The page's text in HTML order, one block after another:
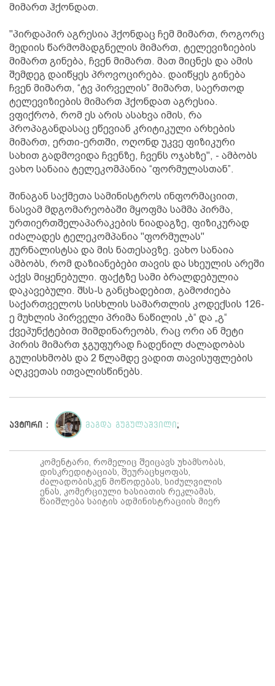
მიმართ ჰქონდათ.
"პირდაპირ აგრესია ჰქონდაც ჩემ მიმართ, როგორც
მედიის წარმომადგნელის მიმართ, ტელევიზიების
მიმართ გინება, ჩვენ მიმართ. მათ მიცნეს და ამის
შემდეგ დაიწყეს პროვოცირება. დაიწყეს გინება
ჩვენ მიმართ, “ტვ პირველის” მიმართ, საერთოდ
ტელევიზიების მიმართ ჰქონდათ აგრესია.
ვფიქრობ, რომ ეს არის ასახვა იმის, რა
პროპაგანდასაც ეწევიან კრიტიკული არხების
მიმართ, ერთი-ერთში, ოღონდ უკვე ფიზიკური
სახით გადმოვიდა ჩვენზე, ჩვენს ოჯახზე", - ამბობს
ვახო სანაია ტელეკომპანია “ფორმულასთან”.
შინაგან საქმეთა სამინისტროს ინფორმაციით,
ნასვამ მდგომარეობაში მყოფმა სამმა პირმა,
ურთიერთშელაპარაკების ნიადაგზე, ფიზიკურად
იძალადეს ტელეკომპანია "ფორმულას"
ჟურნალისტსა და მის ნათესავზე. ვახო სანაია
ამბობს, რომ დაზიანებები თავის და სხეულის არეში
აქვს მიყენებული. ფაქტზე სამი ბრალდებულია
დაკავებული. შსს-ს განცხადებით, გამოძიება
საქართველოს სისხლის სამართლის კოდექსის 126-
ე მუხლის პირველი პრიმა ნაწილის „ბ“ და „გ“
ქვეპუნქტებით მიმდინარეობს, რაც ორი ან მეტი
პირის მიმართ ჯგუფურად ჩადენილ ძალადობას
გულისხმობს და 2 წლამდე ვადით თავისუფლების
აღკვეთას ითვალისწინებს.
ავტორი : მაგდა გუგულაშვილი ;
კომენტარი, რომელიც შეიცავს უხამსობას,
დისკრედიტაციას, შეურაცხყოფას,
ძალადობისკენ მოწოდებას, სიძულვილის
ენას, კომერციული ხასიათის რეკლამას,
წაიშლება საიტის ადმინისტრაციის მიერ